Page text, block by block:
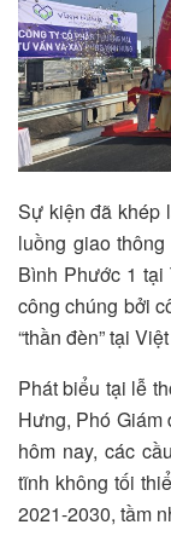
Sự kiện đã khép
luồng giao
Bình Phước 1
công chúng bởi
“thần đèn” tại
Phát biểu tại lễ
Hưng, Phó
hôm nay, các
tĩnh không tối
2021-2030, tầm